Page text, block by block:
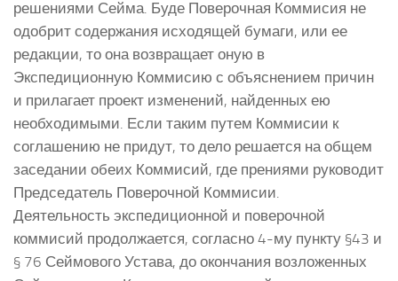
решениями Сейма. Буде Поверочная Коммисия не
одобрит содержания исходящей бумаги, или ее
редакции, то она возвращает оную в
Экспедиционную Коммисию с объяснением причин
и прилагает проект изменений, найденных ею
необходимыми. Если таким путем Коммисии к
соглашению не придут, то дело решается на общем
заседании обеих Коммисий, где прениями руководит
Председатель Поверочной Коммисии.
Деятельность экспедиционной и поверочной
коммисий продолжается, согласно 4-му пункту §43 и
§ 76 Сеймового Устава, до окончания возложенных